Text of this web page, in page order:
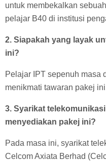
untuk membekalkan
pelajar B40 di institusi
2. Siapakah yang layak
ini?
Pelajar IPT sepenuh masa
menikmati tawaran pakej
3. Syarikat
menyediakan pakej ini?
Pada masa ini, syarikat
Celcom Axiata Berhad